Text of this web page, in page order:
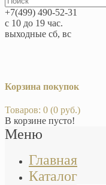
+7(499) 490-52-31
с 10 до 19 час.
выходные сб, вс
Корзина покупок
Товаров: 0 (0 руб.)
В корзине пусто!
Меню
Главная
Каталог